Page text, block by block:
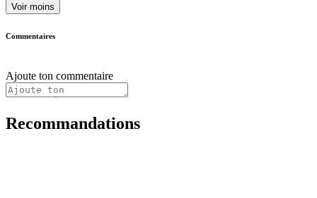
Voir moins
Commentaires
Ajoute ton commentaire
Recommandations